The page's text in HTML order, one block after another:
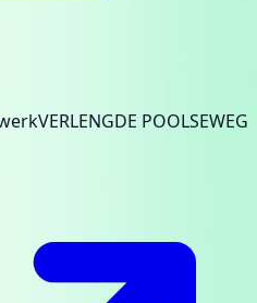
VERLENGDE POOLSEWEG